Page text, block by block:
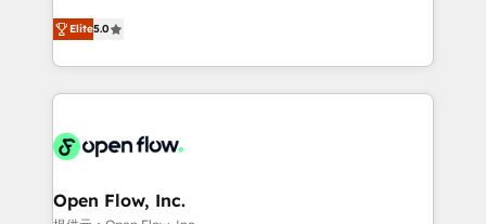
Mindedness, and Clarity. We are driven to win for the
collective good of the company and its clientele, and
things are happening.
integration products and services to mid-market
and enterprise customers. We ensure that your sales,
service and marketing department operates in the
most effective way, while at the same time
integrated buyers journey. Elixir is located in
and Amsterdam. Elixir is a first mover and leader
Elite5.0
Open Flow, Inc.